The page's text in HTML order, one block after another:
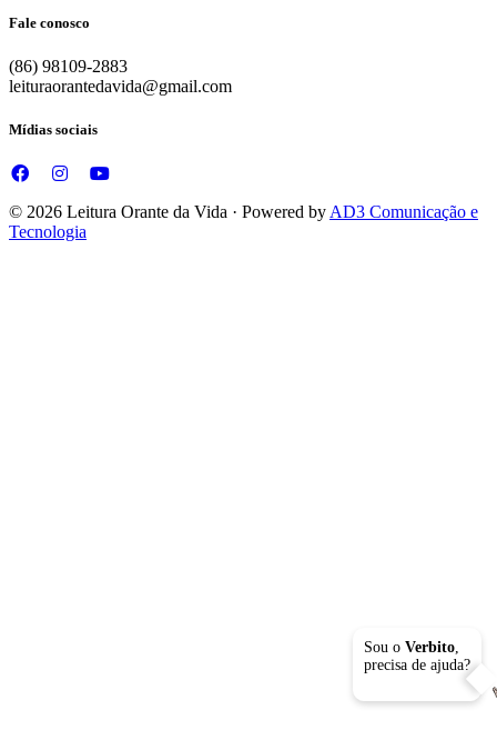
Fale conosco
(86) 98109-2883
leituraorantedavida@gmail.com
Mídias sociais
Sou o Verbito,
precisa de ajuda?
© 2026 Leitura Orante da Vida · Powered by AD3 Comunicação e
Tecnologia